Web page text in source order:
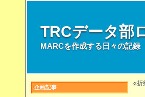
TRCデータ部
MARCを作成する日々の記録
企画記事
«折